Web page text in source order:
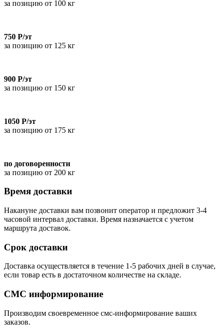
за позицию от 100 кг
750 Р/эт
за позицию от 125 кг
900 Р/эт
за позицию от 150 кг
1050 Р/эт
за позицию от 175 кг
по договоренности
за позицию от 200 кг
Время доставки
Накануне доставки вам позвонит оператор и предложит 3-4
часовой интервал доставки. Время назначается с учетом
маршрута доставок.
Срок доставки
Доставка осуществляется в течение 1-5 рабочих дней в случае,
если товар есть в достаточном количестве на складе.
СМС информирование
Производим своевременное смс-информирование ваших
заказов.